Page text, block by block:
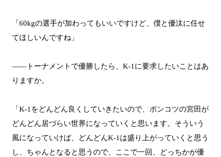
「60kgの選手が加わってもいいですけど、僕と優汰に任せ
てほしいんですね」
――トーナメントで優勝したら、K-1に要求したいことはあ
りますか。
「K-1をどんどん良くしていきたいので、ポンコツの宮田が
どんどん居づらい世界になっていくと思います。そういう
風になっていけば、どんどんK-1は盛り上がっていくと思う
し、ちゃんとなると思うので、ここで一回、どっちかが優